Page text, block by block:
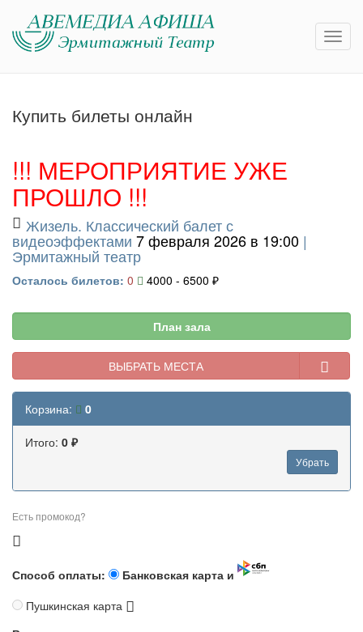
Купить билеты онлайн
!!! МЕРОПРИЯТИЕ УЖЕ
ПРОШЛО !!!
Жизель. Классический балет с
видеоэффектами 7 февраля 2026 в 19:00 |
Эрмитажный театр
Осталось билетов: 0 4000 - 6500 ₽
План зала
ВЫБРАТЬ МЕСТА
Корзина: 0
Итого: 0 ₽
Убрать
Есть промокод?
Способ оплаты:
Банковская карта и
Пушкинская карта